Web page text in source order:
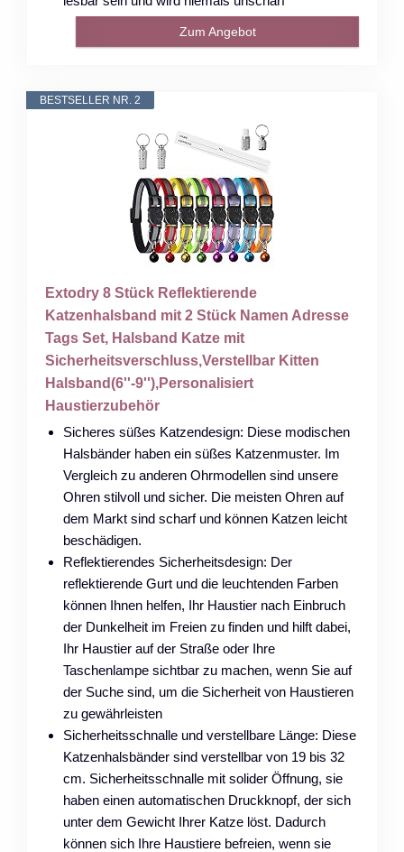
Zum Angebot
BESTSELLER NR. 2
Extodry 8 Stück Reflektierende
Katzenhalsband mit 2 Stück Namen Adresse
Tags Set, Halsband Katze mit
Sicherheitsverschluss,Verstellbar Kitten
Halsband(6''-9''),Personalisiert
Haustierzubehör
Sicheres süßes Katzendesign: Diese modischen
Halsbänder haben ein süßes Katzenmuster. Im
Vergleich zu anderen Ohrmodellen sind unsere
Ohren stilvoll und sicher. Die meisten Ohren auf
dem Markt sind scharf und können Katzen leicht
beschädigen.
Reflektierendes Sicherheitsdesign: Der
reflektierende Gurt und die leuchtenden Farben
können Ihnen helfen, Ihr Haustier nach Einbruch
der Dunkelheit im Freien zu finden und hilft dabei,
Ihr Haustier auf der Straße oder Ihre
Taschenlampe sichtbar zu machen, wenn Sie auf
der Suche sind, um die Sicherheit von Haustieren
zu gewährleisten
Sicherheitsschnalle und verstellbare Länge: Diese
Katzenhalsbänder sind verstellbar von 19 bis 32
cm. Sicherheitsschnalle mit solider Öffnung, sie
haben einen automatischen Druckknopf, der sich
unter dem Gewicht Ihrer Katze löst. Dadurch
können sich Ihre Haustiere befreien, wenn sie